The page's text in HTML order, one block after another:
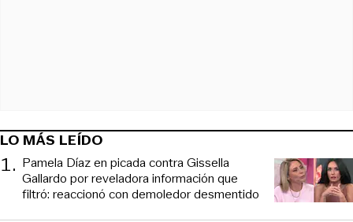
LO MÁS LEÍDO
1. Pamela Díaz en picada contra Gissella
Gallardo por reveladora información que
filtró: reaccionó con demoledor desmentido